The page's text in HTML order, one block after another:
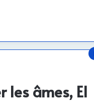
les âmes, El